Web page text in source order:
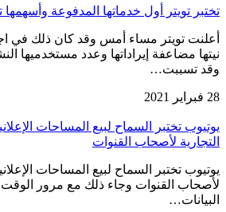
تختبر تويتر أول خدماتها المدفوعة
أعلنت تويتر مساء أمس وقد كان ذلك في
وقد تسببت…
28 فبراير 2021
يوتيوب تختبر السماح لبيع المساحات
التجارية لأصحاب القنوات
يوتيوب تختبر السماح لبيع المساحات
لأصحاب القنوات وجاء ذلك مع مرور
البيانات…